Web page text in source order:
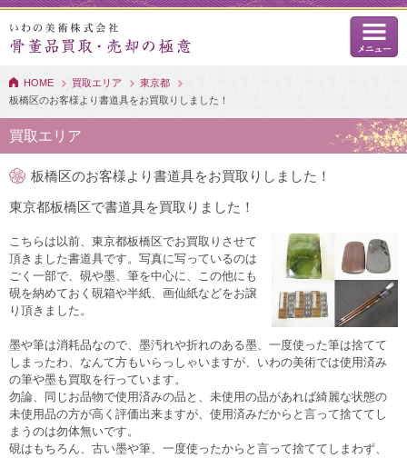
HOME 買取エリア
東京都
板橋区のお客様より書道具をお買取りしました！
買取エリア
板橋区のお客様より書道具をお買取りしました！
東京都板橋区で書道具を買取りました！
こちらは以前、東京都板橋区でお買取りさせて
頂きました書道具です。写真に写っているのは
ごく一部で、硯や墨、筆を中心に、この他にも
硯を納めておく硯箱や半紙、画仙紙などをお譲
り頂きました。
墨や筆は消耗品なので、墨汚れや折れのある墨、一度使った筆は捨てて
しまったわ、なんて方もいらっしゃいますが、いわの美術では使用済み
の筆や墨も買取を行っています。
勿論、同じお品物で使用済みの品と、未使用の品があれば綺麗な状態の
未使用品の方が高く評価出来ますが、使用済みだからと言って捨ててし
まうのは勿体無いです。
硯はもちろん、古い墨や筆、一度使ったからと言って捨ててしまわず、